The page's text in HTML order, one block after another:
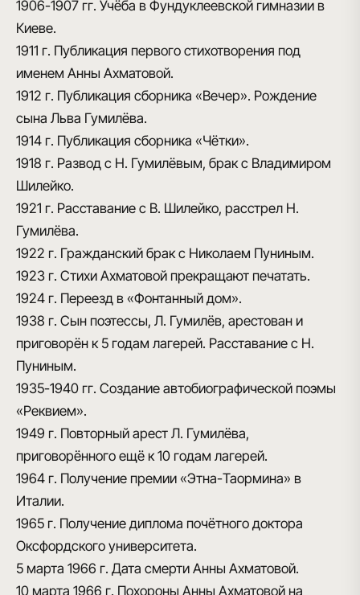
1906-1907 гг. Учёба в Фундуклеевской гимназии в
Киеве.
1911 г. Публикация первого стихотворения под
именем Анны Ахматовой.
1912 г. Публикация сборника «Вечер». Рождение
сына Льва Гумилёва.
1914 г. Публикация сборника «Чётки».
1918 г. Развод с Н. Гумилёвым, брак с Владимиром
Шилейко.
1921 г. Расставание с В. Шилейко, расстрел Н.
Гумилёва.
1922 г. Гражданский брак с Николаем Пуниным.
1923 г. Стихи Ахматовой прекращают печатать.
1924 г. Переезд в «Фонтанный дом».
1938 г. Сын поэтессы, Л. Гумилёв, арестован и
приговорён к 5 годам лагерей. Расставание с Н.
Пуниным.
1935-1940 гг. Создание автобиографической поэмы
«Реквием».
1949 г. Повторный арест Л. Гумилёва,
приговорённого ещё к 10 годам лагерей.
1964 г. Получение премии «Этна-Таормина» в
Италии.
1965 г. Получение диплома почётного доктора
Оксфордского университета.
5 марта 1966 г. Дата смерти Анны Ахматовой.
10 марта 1966 г. Похороны Анны Ахматовой на